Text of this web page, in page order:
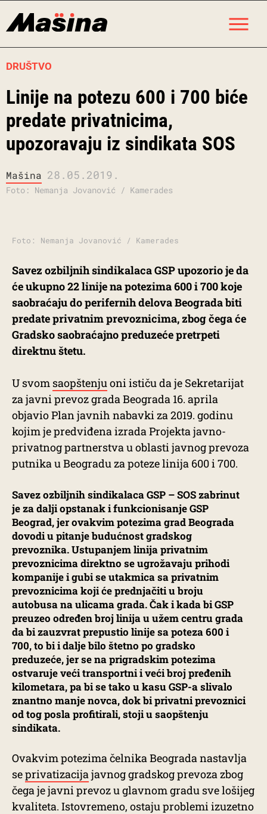
DRUŠTVO
Linije na potezu 600 i 700 biće
predate privatnicima,
upozoravaju iz sindikata SOS
Mašina 28.05.2019.
Foto: Nemanja Jovanović / Kamerades
Foto: Nemanja Jovanović / Kamerades
Savez ozbiljnih sindikalaca GSP upozorio je da
će ukupno 22 linije na potezima 600 i 700 koje
saobraćaju do perifernih delova Beograda biti
predate privatnim prevoznicima, zbog čega će
Gradsko saobraćajno preduzeće pretrpeti
direktnu štetu.
U svom saopštenjuoni ističu da je Sekretarijat
za javni prevoz grada Beograda 16. aprila
objavio Plan javnih nabavki za 2019. godinu
kojim je predviđena izrada Projekta javno-
privatnog partnerstva u oblasti javnog prevoza
putnika u Beogradu za poteze linija 600 i 700.
Savez ozbiljnih sindikalaca GSP – SOS zabrinut
je za dalji opstanak i funkcionisanje GSP
Beograd, jer ovakvim potezima grad Beograda
dovodi u pitanje budućnost gradskog
prevoznika. Ustupanjem linija privatnim
prevoznicima direktno se ugrožavaju prihodi
kompanije i gubi se utakmica sa privatnim
prevoznicima koji će prednjačiti u broju
autobusa na ulicama grada. Čak i kada bi GSP
preuzeo određen broj linija u užem centru grada
da bi zauzvrat prepustio linije sa poteza 600 i
700, to bi i dalje bilo štetno po gradsko
preduzeće, jer se na prigradskim potezima
ostvaruje veći transportni i veći broj pređenih
kilometara, pa bi se tako u kasu GSP-a slivalo
znantno manje novca, dok bi privatni prevoznici
od tog posla profitirali, stoji u saopštenju
sindikata.
Ovakvim potezima čelnika Beograda nastavlja
seprivatizacija javnog gradskog prevoza zbog
čega je javni prevoz u glavnom gradu sve lošijeg
kvaliteta. Istovremeno, ostaju problemi izuzetno